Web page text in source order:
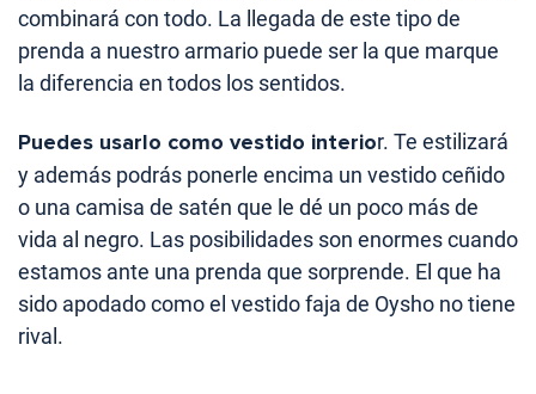
combinará con todo. La llegada de este tipo de
prenda a nuestro armario puede ser la que marque
la diferencia en todos los sentidos.
Puedes usarlo como vestido interior. Te estilizará
y además podrás ponerle encima un vestido ceñido
o una camisa de satén que le dé un poco más de
vida al negro. Las posibilidades son enormes cuando
estamos ante una prenda que sorprende. El que ha
sido apodado como el vestido faja de Oysho no tiene
rival.